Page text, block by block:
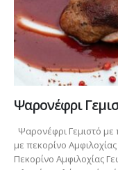
Ψαρονέφρι
Ψαρονέφρι Γεμιστό με
με πεκορίνο
Πεκορίνο Αμφιλοχίας